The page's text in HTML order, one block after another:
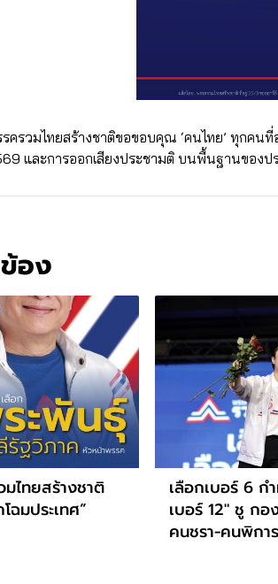
ครวมไทยสร้างชาติขอขอบคุณ ‘คนไทย’ ทุกคน
และการออกเสียงประชามติ บนพื้นฐานของป
อง
ไทยสร้างชาติ
มประเทศ”
เลือกเบอร์ 6 ก
เบอร์ 12" ชู กอ
คนชรา-คนพิก